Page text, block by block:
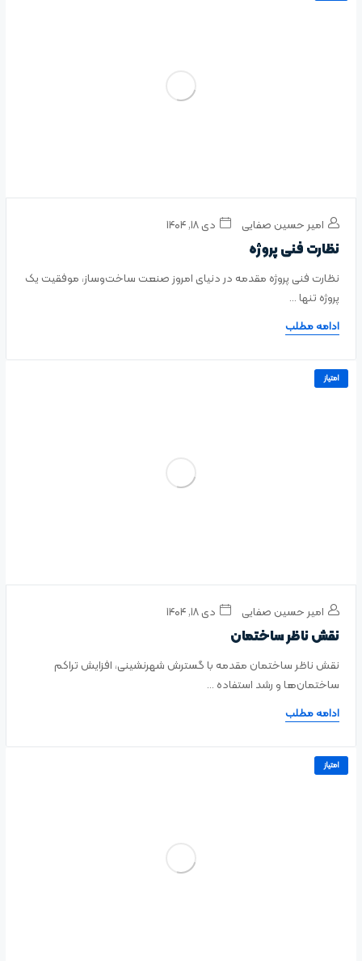
امیر حسین صفایی دی ۱۸, ۱۴۰۴
نظارت فنی پروژه
نظارت فنی پروژه مقدمه در دنیای امروز صنعت ساخت‌وساز، موفقیت یک
پروژه تنها ...
ادامه مطلب
امتیاز
امیر حسین صفایی دی ۱۸, ۱۴۰۴
نقش ناظر ساختمان
نقش ناظر ساختمان مقدمه با گسترش شهرنشینی، افزایش تراکم
ساختمان‌ها و رشد استفاده ...
ادامه مطلب
امتیاز